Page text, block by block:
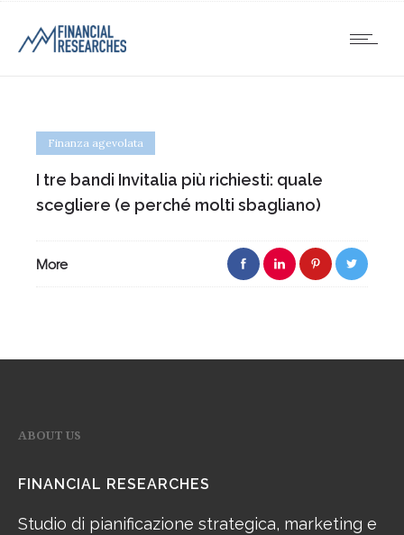
Finanza agevolata
I tre bandi Invitalia più richiesti: quale
scegliere (e perché molti sbagliano)
More
ABOUT US
FINANCIAL RESEARCHES
Studio di pianificazione strategica, marketing e